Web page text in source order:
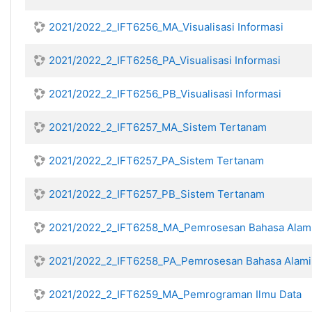
2021/2022_2_IFT6256_MA_Visualisasi Informasi
2021/2022_2_IFT6256_PA_Visualisasi Informasi
2021/2022_2_IFT6256_PB_Visualisasi Informasi
2021/2022_2_IFT6257_MA_Sistem Tertanam
2021/2022_2_IFT6257_PA_Sistem Tertanam
2021/2022_2_IFT6257_PB_Sistem Tertanam
2021/2022_2_IFT6258_MA_Pemrosesan Bahasa
2021/2022_2_IFT6258_PA_Pemrosesan Bahasa Alami
2021/2022_2_IFT6259_MA_Pemrograman Ilmu Data